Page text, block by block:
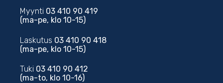
Myynti 03 410 90 419
(ma-pe, klo 10-15)
Laskutus 03 410 90 418
(ma-pe, klo 10-15)
Tuki 03 410 90 412
(ma-to, klo 10-16)